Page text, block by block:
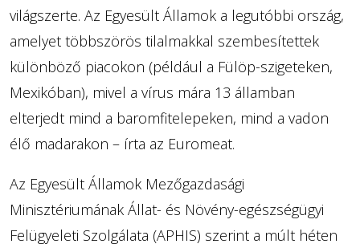
világszerte. Az Egyesült Államok a legutóbbi ország,
amelyet többszörös tilalmakkal szembesítettek
különböző piacokon (például a Fülöp-szigeteken,
Mexikóban), mivel a vírus mára 13 államban
elterjedt mind a baromfitelepeken, mind a vadon
élő madarakon – írta az Euromeat.
Az Egyesült Államok Mezőgazdasági
Minisztériumának Állat- és Növény-egészségügyi
Felügyeleti Szolgálata (APHIS) szerint a múlt héten